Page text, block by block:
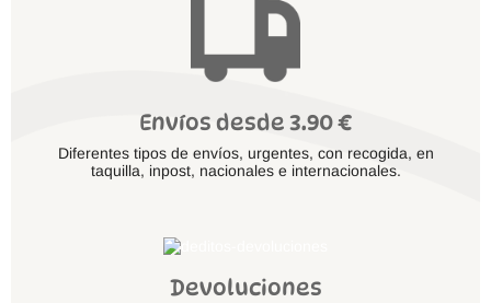
Envíos desde 3.90 €
Diferentes tipos de envíos, urgentes, con recogida, en
taquilla, inpost, nacionales e internacionales.
Devoluciones